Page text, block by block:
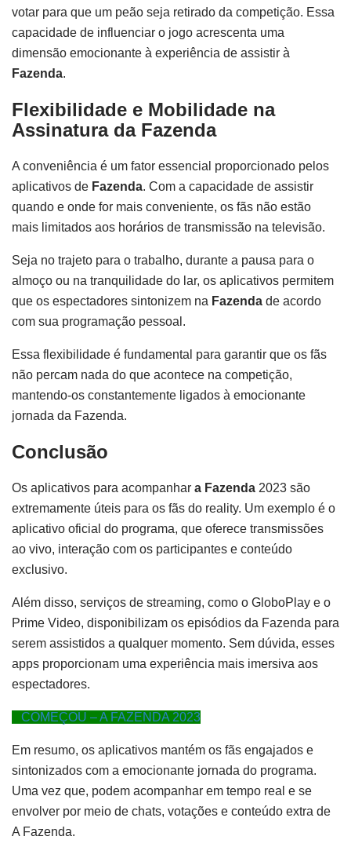
votar para que um peão seja retirado da competição. Essa
capacidade de influenciar o jogo acrescenta uma
dimensão emocionante à experiência de assistir à
Fazenda.
Flexibilidade e Mobilidade na
Assinatura da Fazenda
A conveniência é um fator essencial proporcionado pelos
aplicativos de Fazenda. Com a capacidade de assistir
quando e onde for mais conveniente, os fãs não estão
mais limitados aos horários de transmissão na televisão.
Seja no trajeto para o trabalho, durante a pausa para o
almoço ou na tranquilidade do lar, os aplicativos permitem
que os espectadores sintonizem na Fazenda de acordo
com sua programação pessoal.
Essa flexibilidade é fundamental para garantir que os fãs
não percam nada do que acontece na competição,
mantendo-os constantemente ligados à emocionante
jornada da Fazenda.
Conclusão
Os aplicativos para acompanhar a Fazenda 2023 são
extremamente úteis para os fãs do reality. Um exemplo é o
aplicativo oficial do programa, que oferece transmissões
ao vivo, interação com os participantes e conteúdo
exclusivo.
Além disso, serviços de streaming, como o GloboPlay e o
Prime Video, disponibilizam os episódios da Fazenda para
serem assistidos a qualquer momento. Sem dúvida, esses
apps proporcionam uma experiência mais imersiva aos
espectadores.
COMEÇOU – A FAZENDA 2023
Em resumo, os aplicativos mantém os fãs engajados e
sintonizados com a emocionante jornada do programa.
Uma vez que, podem acompanhar em tempo real e se
envolver por meio de chats, votações e conteúdo extra de
A Fazenda.